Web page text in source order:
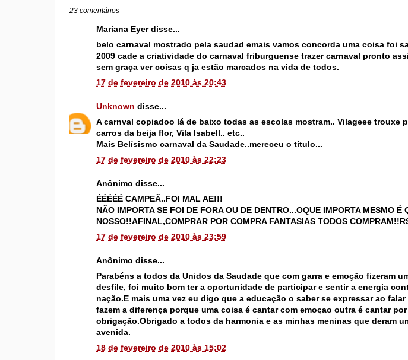
23 comentários
Mariana Eyer disse...
belo carnaval mostrado pela saudad emais vamos concorda uma coisa foi
2009 cade a criatividade do carnaval friburguense trazer carnaval pronto
sem graça ver coisas q ja estão marcados na vida de todos.
17 de fevereiro de 2010 às 20:43
Unknown disse...
A carnval copiadoo lá de baixo todas as escolas mostram.. Vilageee trouxe
carros da beija flor, Vila Isabell.. etc..
Mais Belísismo carnaval da Saudade..mereceu o título...
17 de fevereiro de 2010 às 22:23
Anônimo disse...
ÉÉÉÉÉ CAMPEÃ..FOI MAL AE!!!
NÃO IMPORTA SE FOI DE FORA OU DE DENTRO...OQUE IMPORTA MESMO É
NOSSO!!AFINAL,COMPRAR POR COMPRA FANTASIAS TODOS
17 de fevereiro de 2010 às 23:59
Anônimo disse...
Parabéns a todos da Unidos da Saudade que com garra e emoção fizeram
desfile, foi muito bom ter a oportunidade de participar e sentir a energia
nação.E mais uma vez eu digo que a educação o saber se expressar ao
fazem a diferença porque uma coisa é cantar com emoçao outra é cantar por
obrigação.Obrigado a todos da harmonia e as minhas meninas que deram
avenida.
18 de fevereiro de 2010 às 15:02